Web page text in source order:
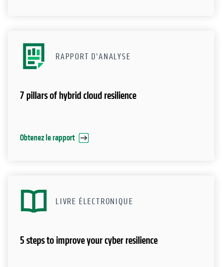
RAPPORT D'ANALYSE
7 pillars of hybrid cloud resilience
Obtenez le rapport
LIVRE ÉLECTRONIQUE
5 steps to improve your cyber resilience